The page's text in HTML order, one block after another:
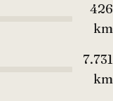
426
km
7.731
km